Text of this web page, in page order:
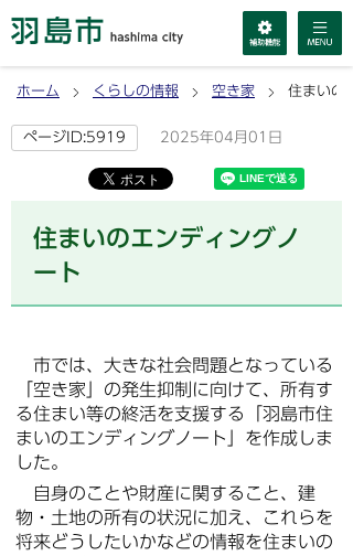
ホーム くらしの情報 空き家 住まいの
ページID:5919 2025年04月01日
住まいのエンディングノ
ート
市では、大きな社会問題となっている
「空き家」の発生抑制に向けて、所有す
る住まい等の終活を支援する「羽島市住
まいのエンディングノート」を作成しま
した。
自身のことや財産に関すること、建
物・土地の所有の状況に加え、これらを
将来どうしたいかなどの情報を住まいの